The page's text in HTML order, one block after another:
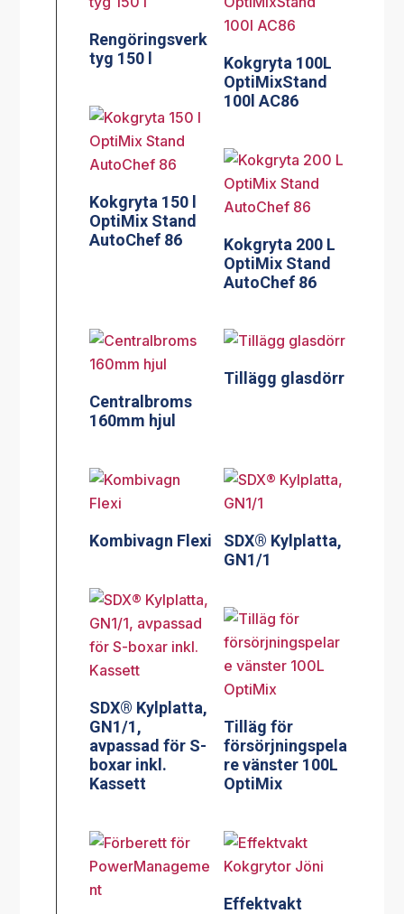
Rengöringsverk
tyg 150 l
Kokgryta 100L
OptiMixStand
100l AC86
Kokgryta 150 l
OptiMix Stand
AutoChef 86
Kokgryta 200 L
OptiMix Stand
AutoChef 86
Centralbroms
160mm hjul
Tillägg glasdörr
Kombivagn Flexi
SDX® Kylplatta,
GN1/1
SDX® Kylplatta,
GN1/1,
avpassad för S-
boxar inkl.
Kassett
Tilläg för
försörjningspela
re vänster 100L
OptiMix
Effektvakt